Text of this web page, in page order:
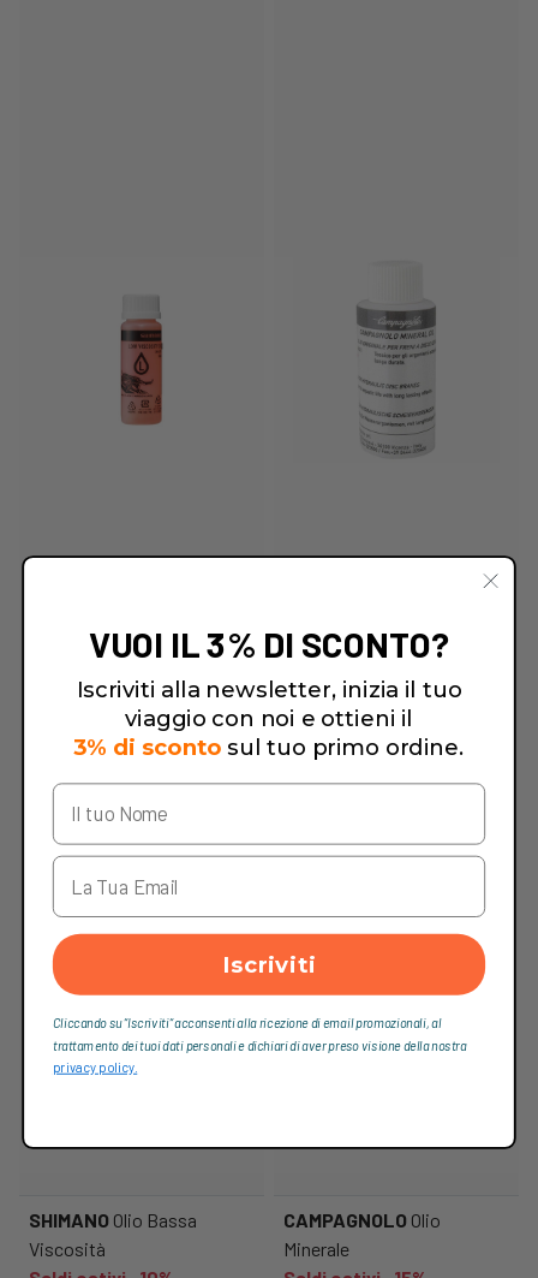
SHIMANO Olio Bassa
Viscosità
CAMPAGNOLO Olio
Minerale
VUOI IL 3% DI SCONTO?
Iscriviti alla newsletter, inizia il tuo
viaggio con noi e ottieni il
3% di sconto sul tuo primo ordine.
Iscriviti
Cliccando su “Iscriviti“ acconsenti alla ricezione di email promozionali, al
trattamento dei tuoi dati personali e dichiari di aver preso visione della nostra
privacy policy.